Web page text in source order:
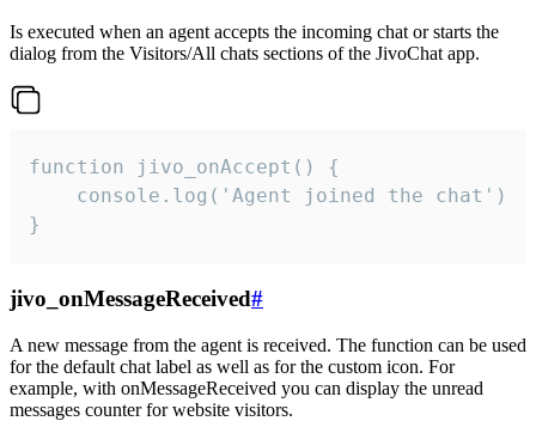
Is executed when an agent accepts the incoming chat or starts the
dialog from the Visitors/All chats sections of the JivoChat app.
function jivo_onAccept() {
}
jivo_onMessageReceived#
A new message from the agent is received. The function can be used
for the default chat label as well as for the custom icon. For
example, with onMessageReceived you can display the unread
messages counter for website visitors.